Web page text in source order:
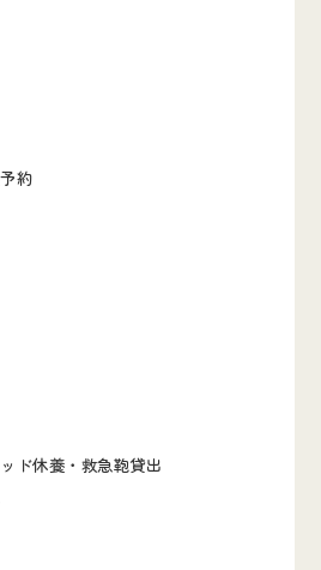
約
ド休養・救急鞄貸出